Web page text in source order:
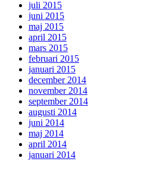
juli 2015
juni 2015
maj 2015
april 2015
mars 2015
februari 2015
januari 2015
december 2014
november 2014
september 2014
augusti 2014
juni 2014
maj 2014
april 2014
januari 2014